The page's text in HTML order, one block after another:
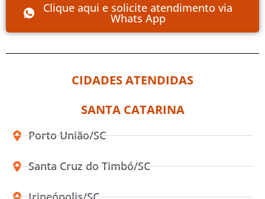
Clique aqui e solicite atendimento via
Whats App
CIDADES ATENDIDAS
SANTA CATARINA
Porto União/SC
Santa Cruz do Timbó/SC